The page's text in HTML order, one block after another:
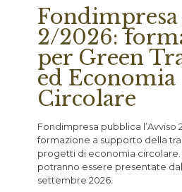
2/2026:
per Green
ed Economia
Circolare
Fondimpresa pubblica l’Avviso
formazione a supporto della
progetti di economia
potranno essere presentate
settembre 2026.